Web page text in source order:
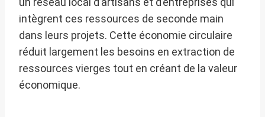
intègrent ces ressources de seconde main
dans leurs projets. Cette économie circulaire
réduit largement les besoins en extraction de
ressources vierges tout en créant de la valeur
économique.